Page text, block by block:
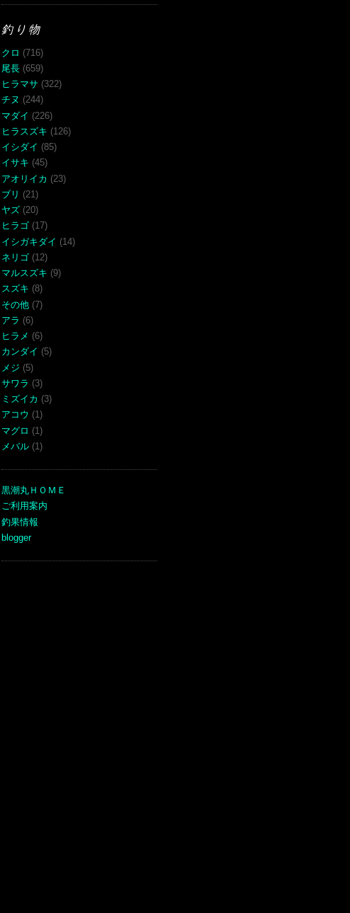
釣り物
クロ (716)
尾長 (659)
ヒラマサ (322)
チヌ (244)
マダイ (226)
ヒラスズキ (126)
イシダイ (85)
イサキ (45)
アオリイカ (23)
ブリ (21)
ヤズ (20)
ヒラゴ (17)
イシガキダイ (14)
ネリゴ (12)
マルスズキ (9)
スズキ (8)
その他 (7)
アラ (6)
ヒラメ (6)
カンダイ (5)
メジ (5)
サワラ (3)
ミズイカ (3)
アコウ (1)
マグロ (1)
メバル (1)
黒潮丸ＨＯＭＥ
ご利用案内
釣果情報
blogger